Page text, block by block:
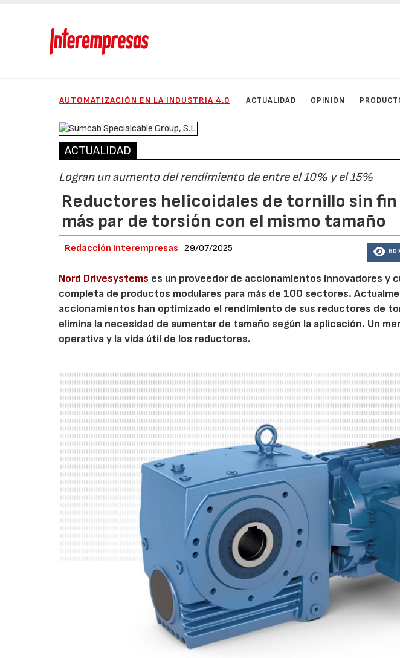
AUTOMATIZACIÓN EN LA INDUSTRIA 4.0 ACTUALIDAD OPINIÓN
ACTUALIDAD
Logran un aumento del rendimiento de entre el 10% y el 15%
Reductores helicoidales de tornillo sin fin
más par de torsión con el mismo tamaño
Redacción Interempresas 29/07/2025
Nord Drivesystems es un proveedor de accionamientos innovadores y
completa de productos modulares para más de 100 sectores.
accionamientos han optimizado el rendimiento de sus reductores de
elimina la necesidad de aumentar de tamaño según la aplicación. Un
operativa y la vida útil de los reductores.
AF26_IFM